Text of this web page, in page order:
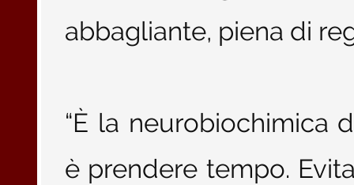
abbagliante, piena di
“È la neurobiochimica
è prendere tempo.